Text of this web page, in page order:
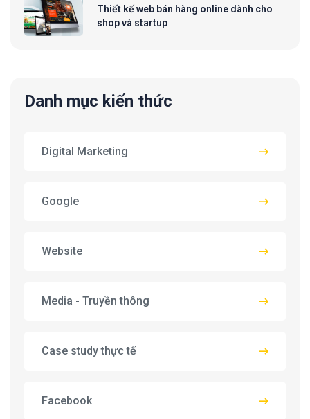
Thiết kế web bán hàng online dành cho
shop và startup
Danh mục kiến thức
Digital Marketing
Google
Website
Media - Truyền thông
Case study thực tế
Facebook